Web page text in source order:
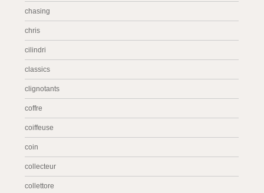
chasing
chris
cilindri
classics
clignotants
coffre
coiffeuse
coin
collecteur
collettore